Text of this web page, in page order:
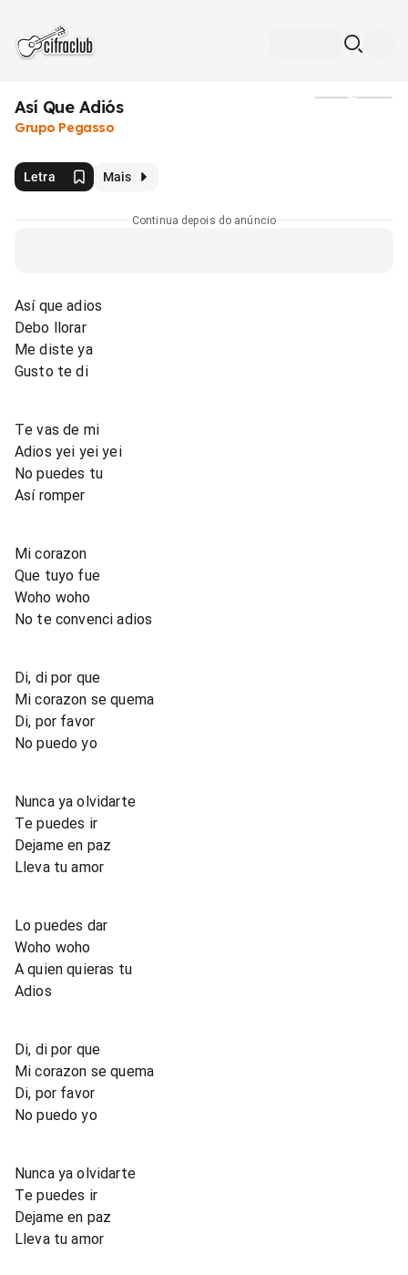
Así Que Adiós
Grupo Pegasso
Letra Mais
Continua depois do anúncio
Así que adios
Debo llorar
Me diste ya
Gusto te di
Te vas de mi
Adios yei yei yei
No puedes tu
Así romper
Mi corazon
Que tuyo fue
Woho woho
No te convenci adios
Di, di por que
Mi corazon se quema
Di, por favor
No puedo yo
Nunca ya olvidarte
Te puedes ir
Dejame en paz
Lleva tu amor
Lo puedes dar
Woho woho
A quien quieras tu
Adios
Di, di por que
Mi corazon se quema
Di, por favor
No puedo yo
Nunca ya olvidarte
Te puedes ir
Dejame en paz
Lleva tu amor